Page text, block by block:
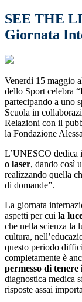
SEE THE
Giornata
Venerdì 15 maggio
dello Sport celebra
partecipando a uno
Scuola in
Relazioni con il
la Fondazione
L’UNESCO dedica
o laser, dando così
realizzando quella
di domande”.
La giornata
aspetti per cui la
che nella scienza la
cultura,
questo periodo
completamente è
permesso di
diagnostica medica
risposte assai